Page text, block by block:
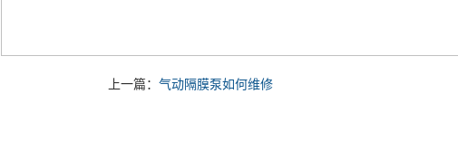
上一篇：气动隔膜泵如何维修